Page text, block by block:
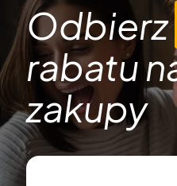
Odbierz
rabatu
zakupy